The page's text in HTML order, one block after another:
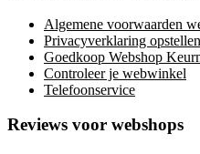
Algemene voorwaarden
Privacyverklaring opstellen
Goedkoop Webshop
Controleer je webwinkel
Telefoonservice
Reviews voor webshops